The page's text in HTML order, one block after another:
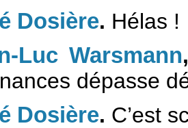
Dosière. Hélas !
Luc Warsmann
dépasse
Dosière. C’est